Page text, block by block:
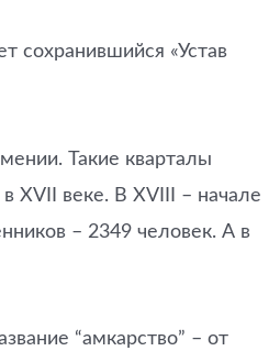
сохранившийся «Устав
Такие кварталы
XVII веке. В XVIII – начале
– 2349 человек. А в
“амкарство” – от